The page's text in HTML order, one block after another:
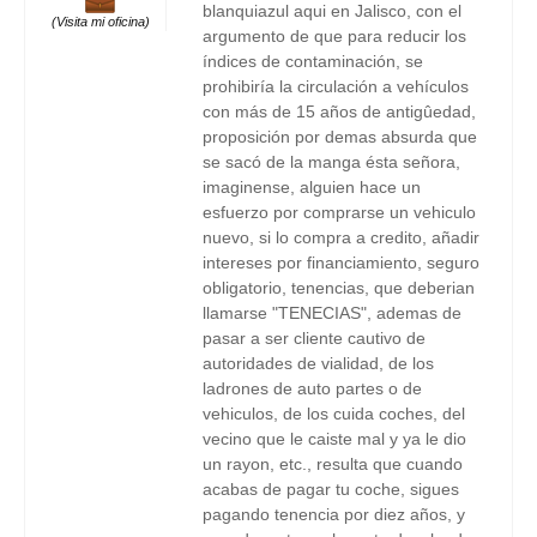
(Visita mi oficina)
blanquiazul aqui en Jalisco, con el
argumento de que para reducir los
índices de contaminación, se
prohibiría la circulación a vehículos
con más de 15 años de antigûedad,
proposición por demas absurda que
se sacó de la manga ésta señora,
imaginense, alguien hace un
esfuerzo por comprarse un vehiculo
nuevo, si lo compra a credito, añadir
intereses por financiamiento, seguro
obligatorio, tenencias, que deberian
llamarse "TENECIAS", ademas de
pasar a ser cliente cautivo de
autoridades de vialidad, de los
ladrones de auto partes o de
vehiculos, de los cuida coches, del
vecino que le caiste mal y ya le dio
un rayon, etc., resulta que cuando
acabas de pagar tu coche, sigues
pagando tenencia por diez años, y